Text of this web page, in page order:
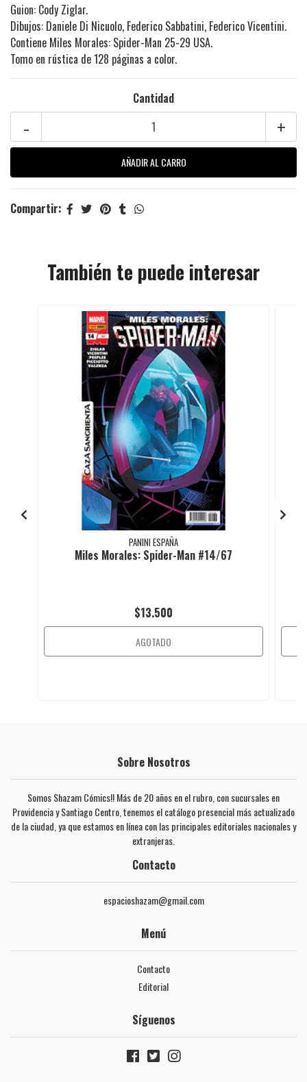
Guion: Cody Ziglar.
Dibujos: Daniele Di Nicuolo, Federico Sabbatini, Federico Vicentini.
Contiene Miles Morales: Spider-Man 25-29 USA.
Tomo en rústica de 128 páginas a color.
Cantidad
+
-
Compartir:
También te puede interesar
PANINI ESPAÑA
Miles Morales: Spider-Man #14/67
$13.500
AGOTADO
Sobre Nosotros
Somos Shazam Cómics!! Más de 20 años en el rubro, con sucursales en
Providencia y Santiago Centro, tenemos el catálogo presencial más actualizado
de la ciudad, ya que estamos en línea con las principales editoriales nacionales y
extranjeras.
Contacto
espacioshazam@gmail.com
Menú
Contacto
Editorial
Síguenos